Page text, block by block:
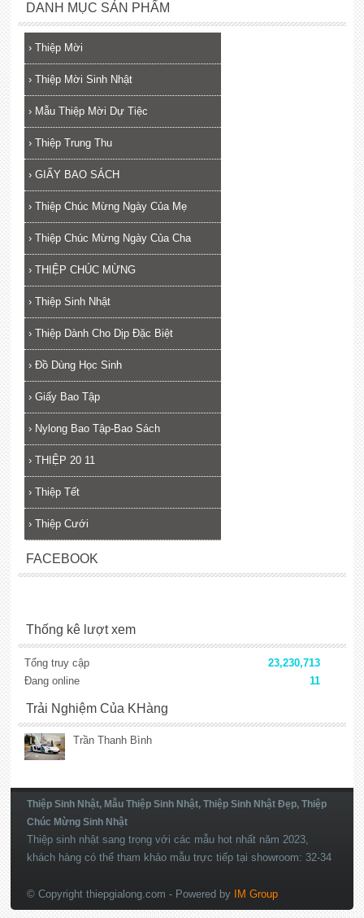
Thiệp Sinh Nhật, Mẫu Thiệp Sinh Nhật, Thiệp Sinh Nhật Đẹp, Thiệp
Chúc Mừng Sinh Nhật
Thiệp sinh nhật sang trọng với các mẫu hot nhất năm 2023,
khách hàng có thể tham khảo mẫu trực tiếp tại showroom: 32-34
DANH MỤC SẢN PHẨM
› Thiệp Mời
› Thiệp Mời Sinh Nhật
› Mẫu Thiệp Mời Dự Tiệc
› Thiệp Trung Thu
› GIẤY BAO SÁCH
› Thiệp Chúc Mừng Ngày Của Mẹ
› Thiệp Chúc Mừng Ngày Của Cha
› THIỆP CHÚC MỪNG
› Thiệp Sinh Nhật
› Thiệp Dành Cho Dịp Đặc Biệt
› Đồ Dùng Học Sinh
› Giấy Bao Tập
› Nylong Bao Tập-Bao Sách
› THIỆP 20 11
› Thiệp Tết
› Thiệp Cưới
FACEBOOK
Thống kê lượt xem
Tổng truy cập
23,230,713
Đang online
11
Trải Nghiệm Của KHàng
Trần Thanh Bình
© Copyright thiepgialong.com - Powered by IM Group